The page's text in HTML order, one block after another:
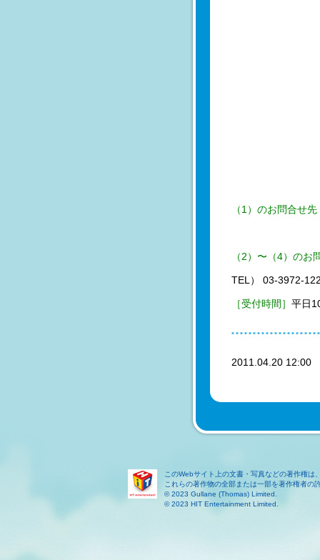
（1）のお問合せ先
（2）〜（4）のお
TEL） 03-3972-
［受付時間］ 平日
2011.04.20
このWebサイト上の文書・写真などの著作権
これらの著作物の全部または一部を著作権者の
© 2023 Gullane (Thomas) Limited.
© 2023 HIT Entertainment Limited.